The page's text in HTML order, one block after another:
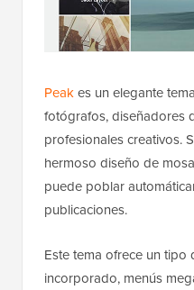
Peakes un elegante
fotógrafos, diseñadores
profesionales creativos.
hermoso diseño de
puede poblar
publicaciones.
Este tema ofrece un
incorporado, menús